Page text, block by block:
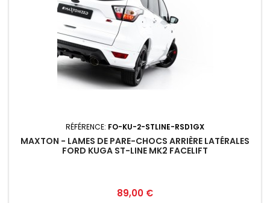
RÉFÉRENCE: FO-KU-2-STLINE-RSD1GX
MAXTON - LAMES DE PARE-CHOCS ARRIÈRE LATÉRALES
FORD KUGA ST-LINE MK2 FACELIFT
Prix
89,00 €